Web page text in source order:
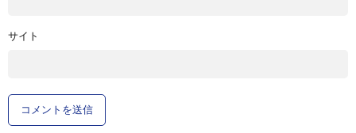
サイト